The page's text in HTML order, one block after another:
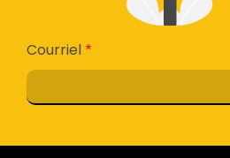
Courriel